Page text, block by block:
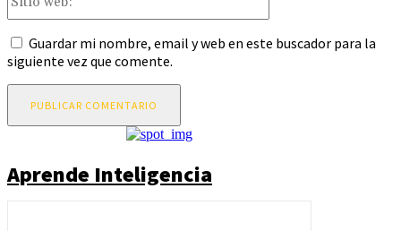
Guardar mi nombre, email y web en este buscador para la
siguiente vez que comente.
Aprende Inteligencia